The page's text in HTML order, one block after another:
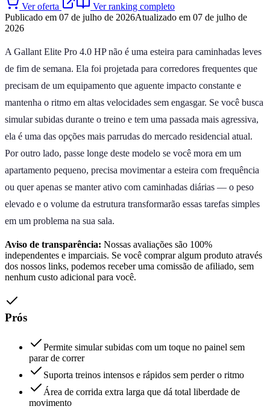
Ver oferta
Ver ranking completo
Publicado em 07 de julho de 2026Atualizado em 07 de julho de
2026
A Gallant Elite Pro 4.0 HP não é uma esteira para caminhadas leves
de fim de semana. Ela foi projetada para corredores frequentes que
precisam de um equipamento que aguente impacto constante e
mantenha o ritmo em altas velocidades sem engasgar. Se você busca
simular subidas durante o treino e tem uma passada mais agressiva,
ela é uma das opções mais parrudas do mercado residencial atual.
Por outro lado, passe longe deste modelo se você mora em um
apartamento pequeno, precisa movimentar a esteira com frequência
ou quer apenas se manter ativo com caminhadas diárias — o peso
elevado e o volume da estrutura transformarão essas tarefas simples
em um problema na sua sala.
Aviso de transparência: Nossas avaliações são 100%
independentes e imparciais. Se você comprar algum produto através
dos nossos links, podemos receber uma comissão de afiliado, sem
nenhum custo adicional para você.
Prós
Permite simular subidas com um toque no painel sem
parar de correr
Suporta treinos intensos e rápidos sem perder o ritmo
Área de corrida extra larga que dá total liberdade de
movimento